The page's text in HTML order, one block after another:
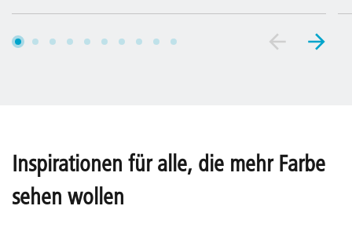
Inspirationen für alle, die mehr Farbe
sehen wollen